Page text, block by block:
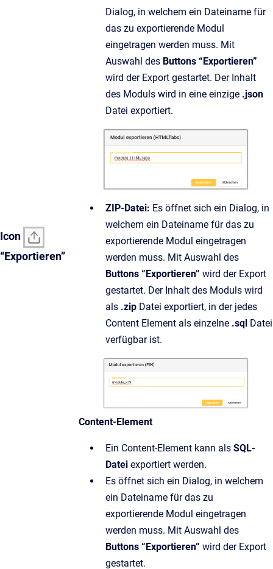
Icon
“Exportieren”
Dialog, in welchem ein Dateiname für
das zu exportierende Modul
eingetragen werden muss. Mit
Auswahl des Buttons “Exportieren”
wird der Export gestartet. Der Inhalt
des Moduls wird in eine einzige .json
Datei exportiert.
ZIP-Datei: Es öffnet sich ein Dialog, in
welchem ein Dateiname für das zu
exportierende Modul eingetragen
werden muss. Mit Auswahl des
Buttons “Exportieren” wird der Export
gestartet. Der Inhalt des Moduls wird
als .zip Datei exportiert, in der jedes
Content Element als einzelne .sql Datei
verfügbar ist.
Content-Element
Ein Content-Element kann als SQL-
Datei exportiert werden.
Es öffnet sich ein Dialog, in welchem
ein Dateiname für das zu
exportierende Modul eingetragen
werden muss. Mit Auswahl des
Buttons “Exportieren” wird der Export
gestartet.